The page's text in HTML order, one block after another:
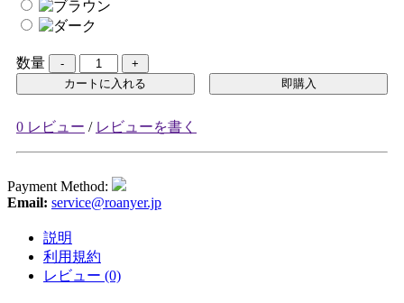
数量
カートに入れる 即購入
0 レビュー / レビューを書く
Payment Method:
Email: service@roanyer.jp
説明
利用規約
レビュー (0)